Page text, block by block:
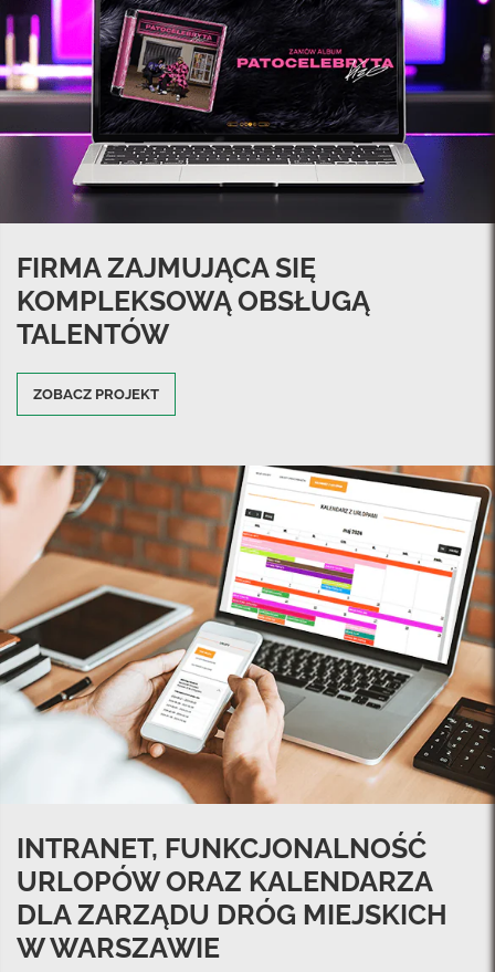
FIRMA ZAJMUJĄCA SIĘ
KOMPLEKSOWĄ OBSŁUGĄ
TALENTÓW
ZOBACZ PROJEKT
INTRANET, FUNKCJONALNOŚĆ
URLOPÓW ORAZ KALENDARZA
DLA ZARZĄDU DRÓG MIEJSKICH
W WARSZAWIE